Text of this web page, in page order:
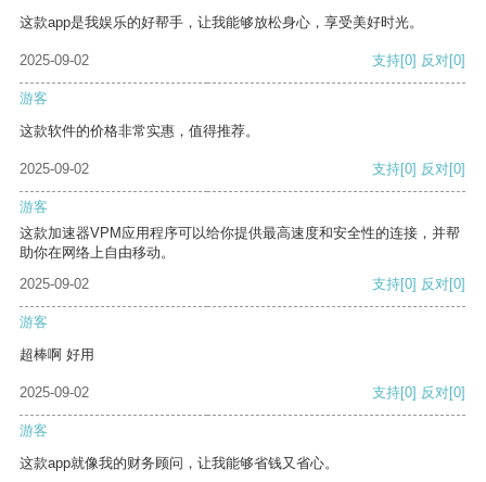
这款app是我娱乐的好帮手，让我能够放松身心，享受美好时光。
2025-09-02 支持[0] 反对[0]
游客
这款软件的价格非常实惠，值得推荐。
2025-09-02 支持[0] 反对[0]
游客
这款加速器VPM应用程序可以给你提供最高速度和安全性的连接，并帮
助你在网络上自由移动。
2025-09-02
支持[0] 反对[0]
游客
超棒啊 好用
2025-09-02 支持[0] 反对[0]
游客
这款app就像我的财务顾问，让我能够省钱又省心。